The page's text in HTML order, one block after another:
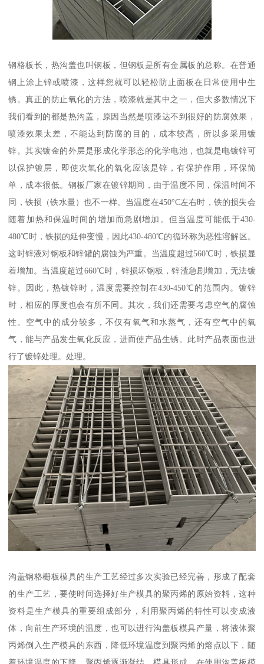
钢格板长，热沟盖也叫钢板，但钢板是所有金属板的总称。在普通
钢上涂上锌或喷漆，这样您就可以轻松防止面板在日常使用中生
锈。真正的防止氧化的方法，喷漆就是其中之一，但大多数情况下
我们看到的都是热沟盖，原因当然是喷漆达不到很好的防腐效果，
喷漆效果太差，不能达到防腐的目的，成本较高，所以多采用镀
锌。其实镀金的外层是形成化学形态的化学电池，也就是电镀锌可
以保护镀层，即使次氧化的氧化应该是锌，有保护作用，环保简
单，成本很低。钢板厂家在镀锌期间，由于温度不同，保温时间不
同，铁损（铁水量）也不一样。当温度在450°C左右时，铁的损失会
随着加热和保温时间的增加而急剧增加。但当温度可能低于430-
480℃时，铁损的延伸变慢，因此430-480℃的循环称为恶性溶解区。
这时锌液对钢板和锌罐的腐蚀为严重。当温度超过560℃时，铁损显
着增加。当温度超过660℃时，锌损坏钢板，锌渣急剧增加，无法镀
锌。因此，热镀锌时，温度需要控制在430-450℃的范围内。镀锌
时，相应的厚度也会有所不同。其次，我们还需要考虑空气的腐蚀
性。空气中的成分较多，不仅有氧气和水蒸气，还有空气中的氧
气，能与产品发生氧化反应，进而使产品生锈。此时产品表面也进
行了镀锌处理。处理。
沟盖钢格栅板模具的生产工艺经过多次实验已经完善，形成了配套
的生产工艺，要使时间选择好生产模具的聚丙烯的原始资料，这种
资料是生产模具的重要组成部分，利用聚丙烯的特性可以变成液
体，向前生产环境的温度，也可以进行沟盖板模具产量，将液体聚
丙烯倒入生产模具的东西，降低环境温度到聚丙烯的熔点以下，随
着环境温度的下降，聚丙烯逐渐凝结，模具形成。在使用沟盖板模